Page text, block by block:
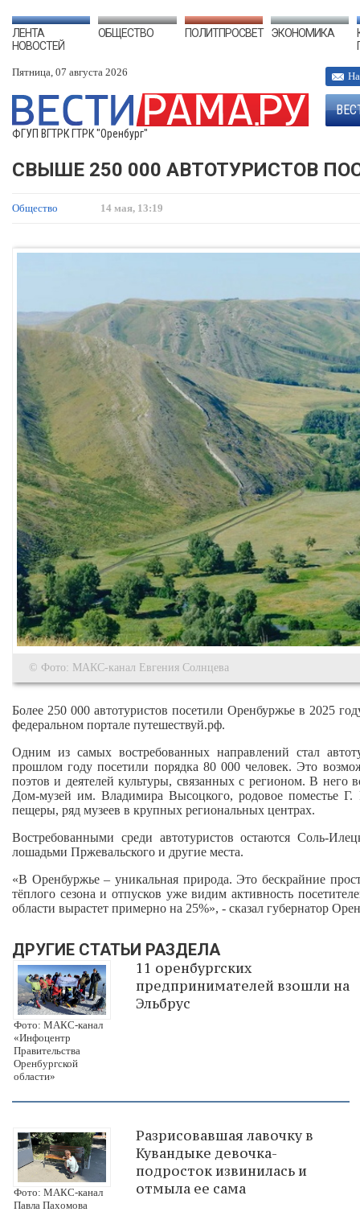
ЛЕНТА
НОВОСТЕЙ
ОБЩЕСТВО ПОЛИТПРОСВЕТ ЭКОНОМИКА
Пятница, 07 августа 2026
ФГУП ВГТРК ГТРК "Оренбург"
СВЫШЕ 250 000 АВТОТУРИСТОВ
Общество 14 мая, 13:19
© Фото: МАКС-канал Евгения Солнцева
Более 250 000 автотуристов посетили Оренбуржье в 2025
федеральном портале путешествуй.рф.
Одним из самых востребованных направлений стал
прошлом году посетили порядка 80 000 человек. Это
поэтов и деятелей культуры, связанных с регионом. В него
Дом-музей им. Владимира Высоцкого, родовое поместье
пещеры, ряд музеев в крупных региональных центрах.
Востребованными среди автотуристов остаются Соль-
лошадьми Пржевальского и другие места.
«В Оренбуржье – уникальная природа. Это бескрайние
тёплого сезона и отпусков уже видим активность
области вырастет примерно на 25%», - сказал губернатор
ДРУГИЕ СТАТЬИ РАЗДЕЛА
Фото: МАКС-канал
«Инфоцентр
Правительства
Оренбургской
области»
11 оренбургских
предпринимателей взошли на
Эльбрус
Фото: МАКС-канал
Павла Пахомова
Разрисовавшая лавочку в
Кувандыке девочка-
подросток извинилась и
отмыла ее сама